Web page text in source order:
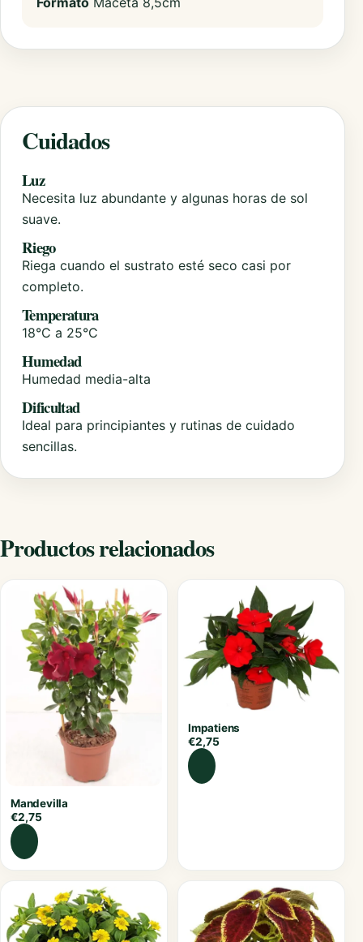
Cuidados
Luz
Necesita luz abundante y algunas horas de sol
suave.
Riego
Riega cuando el sustrato esté seco casi por
completo.
Temperatura
18°C a 25°C
Humedad
Humedad media-alta
Dificultad
Ideal para principiantes y rutinas de cuidado
sencillas.
Productos relacionados
Mandevilla
€2,75
Impatiens
€2,75